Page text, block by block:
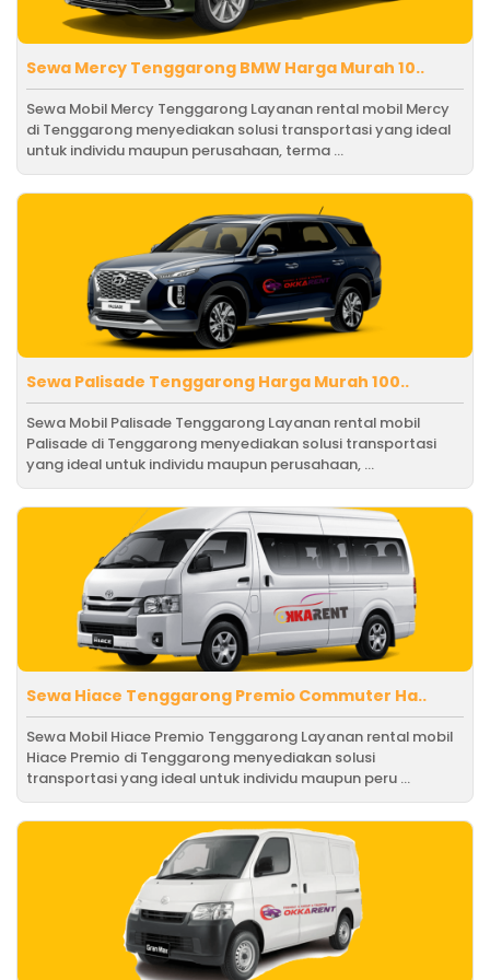
Sewa Mercy Tenggarong BMW Harga Murah 10..
Sewa Mobil Mercy Tenggarong Layanan rental mobil Mercy
di Tenggarong menyediakan solusi transportasi yang ideal
untuk individu maupun perusahaan, terma ...
Sewa Palisade Tenggarong Harga Murah 100..
Sewa Mobil Palisade Tenggarong Layanan rental mobil
Palisade di Tenggarong menyediakan solusi transportasi
yang ideal untuk individu maupun perusahaan, ...
Sewa Hiace Tenggarong Premio Commuter Ha..
Sewa Mobil Hiace Premio Tenggarong Layanan rental mobil
Hiace Premio di Tenggarong menyediakan solusi
transportasi yang ideal untuk individu maupun peru ...